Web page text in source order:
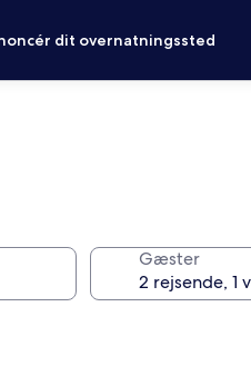
dit overnatningssted
Gæster